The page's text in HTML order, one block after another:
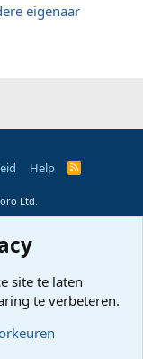
eigenaar
Help
R
S
Ltd.
site te laten
te verbeteren.